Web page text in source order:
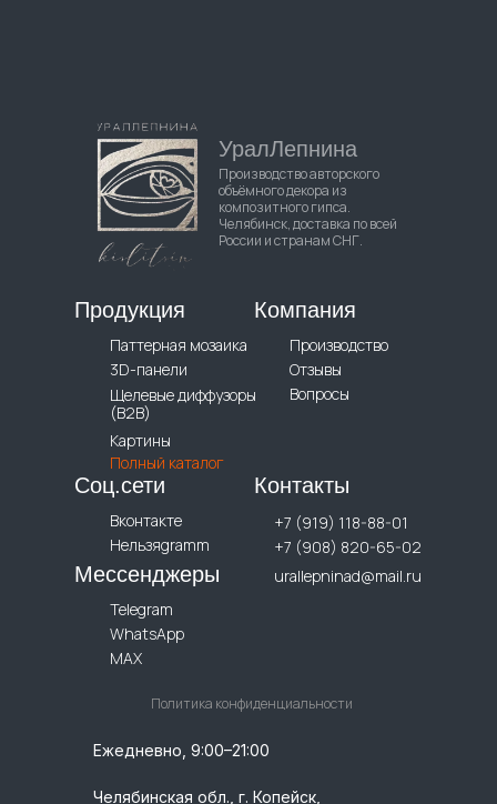
Паттерная мозаика
3D-панели
Щелевые диффузоры
(B2B)
Картины
Полный каталог
УралЛепнина
Продукция
+7 (919) 118-88-01
+7 (908) 820-65-02
urallepninad@mail.ru
Политика конфиденциальности
Контакты
Производство
Отзывы
Вопросы
Компания
Вконтакте
Нельзяgramm
Соц.сети
Telegram
WhatsApp
MAX
Мессенджеры
Производство авторского
объёмного декора из
композитного гипса.
Челябинск, доставка по всей
России и странам СНГ.
Ежедневно, 9:00–21:00
Челябинская обл., г. Копейск,